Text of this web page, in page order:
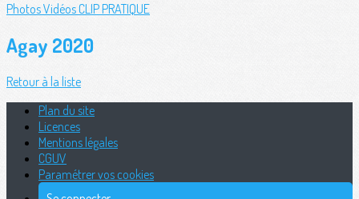
PhotosVidéosCLIP PRATIQUE
Agay 2020
Retour à la liste
Plan du site
Licences
Mentions légales
CGUV
Paramétrer vos cookies